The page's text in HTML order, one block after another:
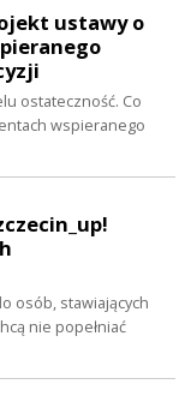
ustawy o
ostateczność. Co
wspieranego
osób, stawiających
nie popełniać